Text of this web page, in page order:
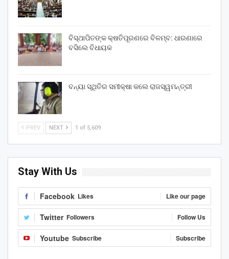
ବିସ୍ଥାପିତଙ୍କ କ୍ଷତିପୂରଣରେ ବିଳମ୍ବ: ଧାରଣାରେ
ବସିଲେ ବିଧାୟକ
ବନ୍ୟା ସ୍ଥିତିର ସମୀକ୍ଷା କଲେ ରାଜସ୍ୱମନ୍ତ୍ରୀ
PREV NEXT 1 of 5,609
Stay With Us
Facebook Likes Like our page
Twitter Followers Follow Us
Youtube Subscribe Subscribe